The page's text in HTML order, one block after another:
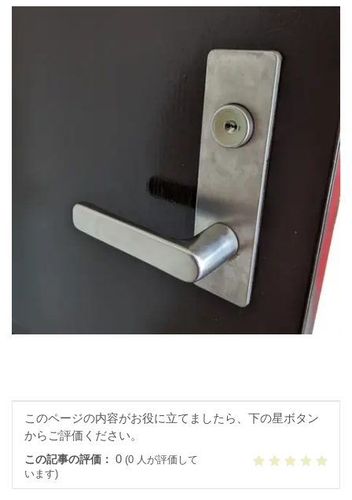
このページの内容がお役に立てましたら、下の星ボタン
からご評価ください。
この記事の評価： 0 (0 人が評価して
います)